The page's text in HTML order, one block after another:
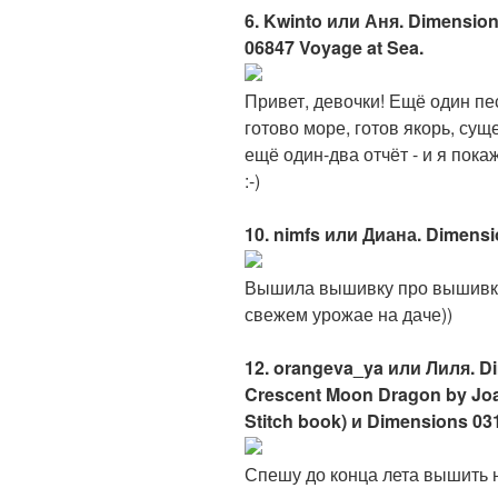
6. Kwinto или Аня.
06847 Voyage at Sea.
Привет, девочки! Ещё один
готово море, готов якорь,
ещё один-два отчёт - и я
:-)
10. nimfs или Диана.
Вышила вышивку про
свежем урожае на даче))
12. orangeva_ya или Лиля.
Crescent Moon Dragon by
Stitch book) и Dimensions
Спешу до конца лета